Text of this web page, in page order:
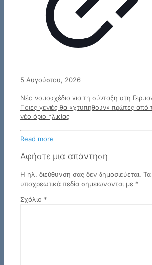
5 Αυγούστου, 2026
Νέο νομοσχέδιο για τη σύνταξη στη
Ποιες γενιές θα «χτυπηθούν» πρώτες από
νέο όριο ηλικίας
Read more
Αφήστε μια απάντηση
Η ηλ. διεύθυνση σας δεν δημοσιεύεται. Τα
υποχρεωτικά πεδία σημειώνονται με *
Σχόλιο *